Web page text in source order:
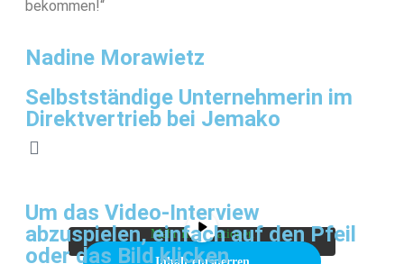
bekommen!“
Nadine Morawietz
Selbstständige Unternehmerin im
Direktvertrieb bei Jemako
Drittanbieter weitergegeben werden.
Mehr Informationen
Um das Video-Interview
abzuspielen, einfach auf den Pfeil
oder das Bild klicken